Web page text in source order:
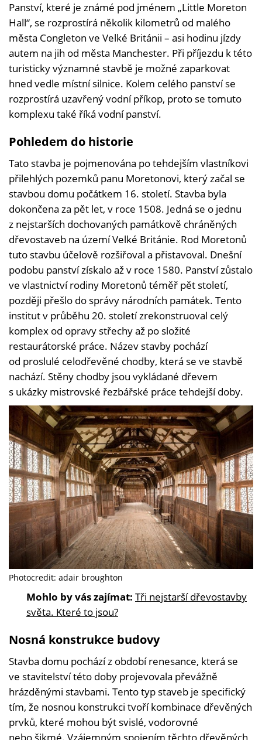
Panství, které je známé pod jménem „Little Moreton
Hall“, se rozprostírá několik kilometrů od malého
města Congleton ve Velké Británii – asi hodinu jízdy
autem na jih od města Manchester. Při příjezdu k této
turisticky významné stavbě je možné zaparkovat
hned vedle místní silnice. Kolem celého panství se
rozprostírá uzavřený vodní příkop, proto se tomuto
komplexu také říká vodní panství.
Pohledem do historie
Tato stavba je pojmenována po tehdejším vlastníkovi
přilehlých pozemků panu Moretonovi, který začal se
stavbou domu počátkem 16. století. Stavba byla
dokončena za pět let, v roce 1508. Jedná se o jednu
z nejstarších dochovaných památkově chráněných
dřevostaveb na území Velké Británie. Rod Moretonů
tuto stavbu účelově rozšiřoval a přistavoval. Dnešní
podobu panství získalo až v roce 1580. Panství zůstalo
ve vlastnictví rodiny Moretonů téměř pět století,
později přešlo do správy národních památek. Tento
institut v průběhu 20. století zrekonstruoval celý
komplex od opravy střechy až po složité
restaurátorské práce. Název stavby pochází
od proslulé celodřevěné chodby, která se ve stavbě
nachází. Stěny chodby jsou vykládané dřevem
s ukázky mistrovské řezbářské práce tehdejší doby.
Photocredit: adair broughton
Mohlo by vás zajímat: Tři nejstarší dřevostavby
světa. Které to jsou?
Nosná konstrukce budovy
Stavba domu pochází z období renesance, která se
ve stavitelství této doby projevovala převážně
hrázděnými stavbami. Tento typ staveb je specifický
tím, že nosnou konstrukci tvoří kombinace dřevěných
prvků, které mohou být svislé, vodorovné
nebo šikmé. Vzájemným spojením těchto dřevěných